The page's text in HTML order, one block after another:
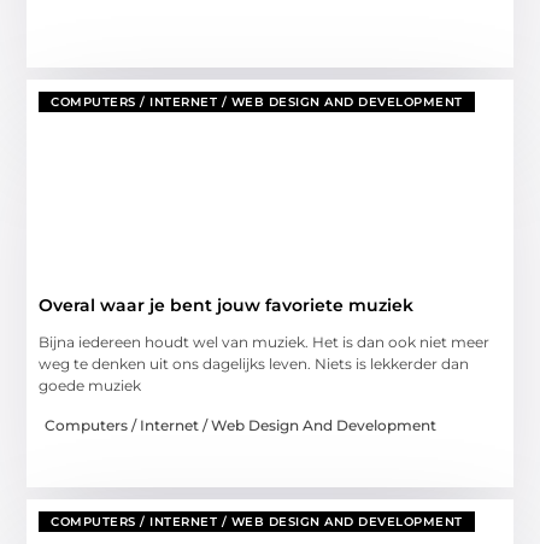
COMPUTERS / INTERNET / WEB DESIGN AND DEVELOPMENT
Overal waar je bent jouw favoriete muziek
Bijna iedereen houdt wel van muziek. Het is dan ook niet meer
weg te denken uit ons dagelijks leven. Niets is lekkerder dan
goede muziek
Computers / Internet / Web Design And Development
COMPUTERS / INTERNET / WEB DESIGN AND DEVELOPMENT